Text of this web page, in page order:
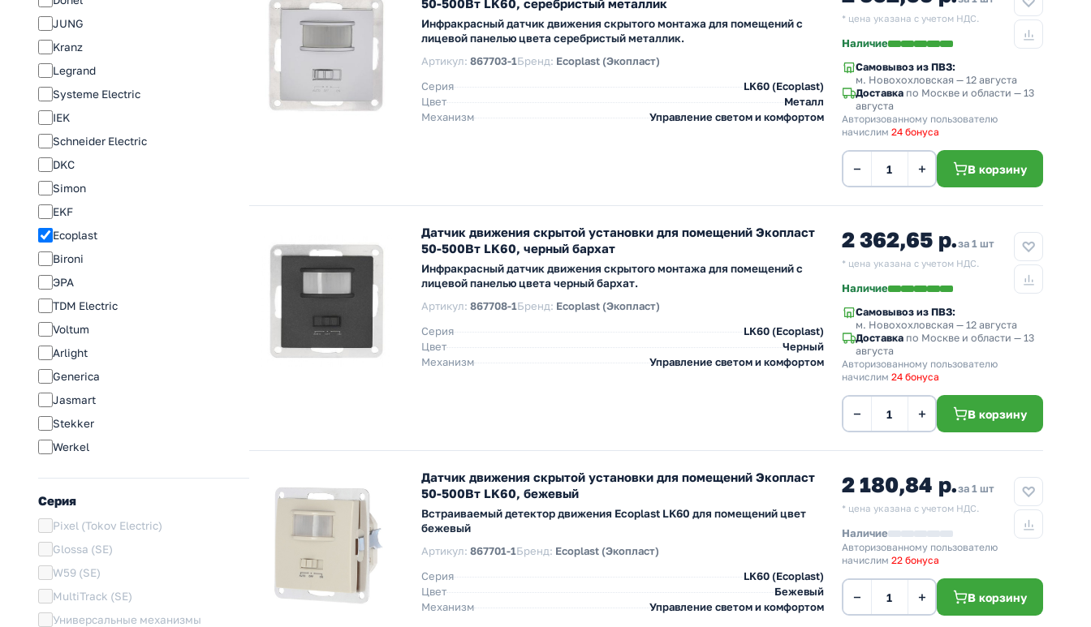
JUNG
Kranz
Legrand
Systeme Electric
IEK
Schneider Electric
DKC
Simon
EKF
Ecoplast
Bironi
ЭРА
TDM Electric
Voltum
Arlight
Generica
Jasmart
Stekker
Werkel
Серия
Pixel (Tokov Electric)
Glossa (SE)
W59 (SE)
MultiTrack (SE)
Универсальные механизмы
50-500Вт LK60, серебристый металлик
Инфракрасный датчик движения скрытого монтажа для помещений с
лицевой панелью цвета серебристый металлик.
Артикул: 867703-1Бренд: Ecoplast (Экопласт)
Серия
LK60 (Ecoplast)
Цвет
Металл
Механизм
Управление светом и комфортом
* цена указана с учетом НДС.
Наличие
Самовывоз из ПВЗ:
м. Новохохловская — 12 августа
Доставка по Москве и области — 13
августа
Авторизованному пользователю
начислим 24 бонуса
− + В корзину
Датчик движения скрытой установки для помещений Экопласт
50-500Вт LK60, черный бархат
Инфракрасный датчик движения скрытого монтажа для помещений с
лицевой панелью цвета черный бархат.
Артикул: 867708-1Бренд: Ecoplast (Экопласт)
Серия
LK60 (Ecoplast)
Цвет
Черный
Механизм
Управление светом и комфортом
2 362,65 р.за 1 шт
* цена указана с учетом НДС.
Наличие
Самовывоз из ПВЗ:
м. Новохохловская — 12 августа
Доставка по Москве и области — 13
августа
Авторизованному пользователю
начислим 24 бонуса
− + В корзину
Датчик движения скрытой установки для помещений Экопласт
50-500Вт LK60, бежевый
Встраиваемый детектор движения Ecoplast LK60 для помещений цвет
бежевый
Артикул: 867701-1Бренд: Ecoplast (Экопласт)
Серия
LK60 (Ecoplast)
Цвет
Бежевый
Механизм
Управление светом и комфортом
2 180,84 р.за 1 шт
* цена указана с учетом НДС.
Наличие
Авторизованному пользователю
начислим 22 бонуса
− + В корзину